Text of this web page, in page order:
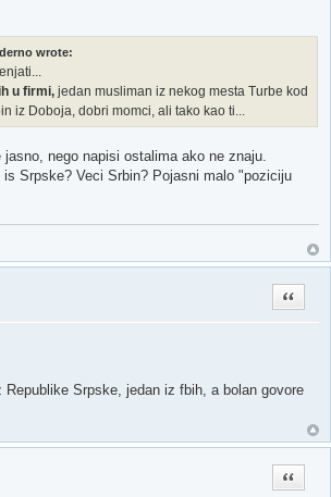
wrote:
u firmi, jedan musliman iz nekog mesta Turbe kod
iz Doboja, dobri momci, ali tako kao ti...
nego napisi ostalima ako ne znaju.
Srpske? Veci Srbin? Pojasni malo "poziciju
Quote
Republike Srpske, jedan iz fbih, a bolan govore
Quote